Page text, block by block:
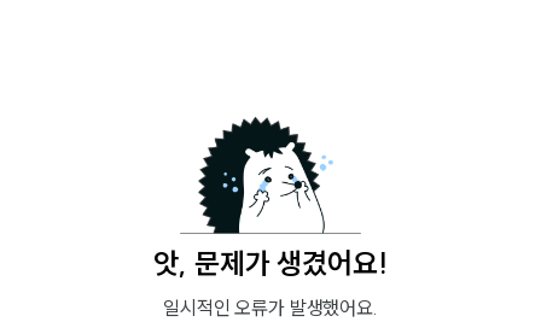
앗, 문제가 생겼어요!
일시적인 오류가 발생했어요.